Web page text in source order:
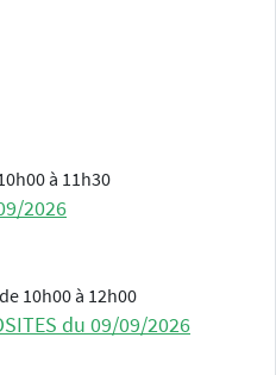
à 11h30
2026
10h00 à 12h00
du 09/09/2026